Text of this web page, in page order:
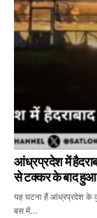
आंध्रप्रदेश में
से टक्कर के बाद हुआ
यह घटना हैं आंध्रप्रदेश के
बस में…